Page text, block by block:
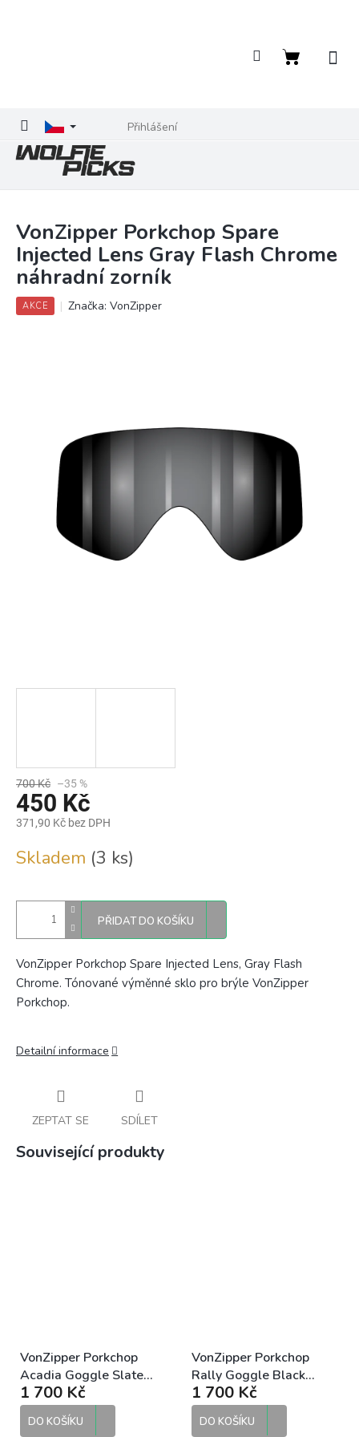
Přihlášení
Nákupní
VonZipper Porkchop Spare
Injected Lens Gray Flash Chrome
náhradní zorník
AKCE Značka: VonZipper
700 Kč –35 %
450 Kč
371,90 Kč bez DPH
cena:
Skladem (3 ks)
PŘIDAT DO KOŠÍKU
VonZipper Porkchop Spare Injected Lens, Gray Flash
Chrome. Tónované výměnné sklo pro brýle VonZipper
Porkchop.
Detailní informace
ZEPTAT SE SDÍLET
Související produkty
VonZipper Porkchop
Acadia Goggle Slate
Clear motokrosové brýle
1 700 Kč
DO KOŠÍKU
VonZipper Porkchop
Rally Goggle Black
Clear motokrosové brýle
1 700 Kč
DO KOŠÍKU